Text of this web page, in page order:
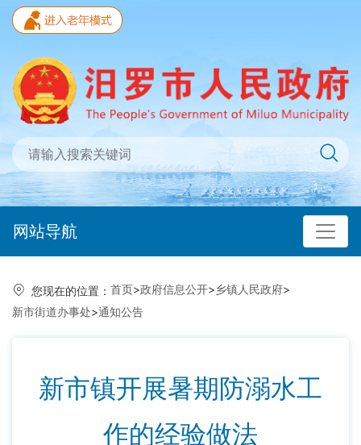
网站导航
您现在的位置： 首页>政府信息公开>乡镇人民政府>
新市街道办事处>通知公告
新市镇开展暑期防溺水工
作的经验做法